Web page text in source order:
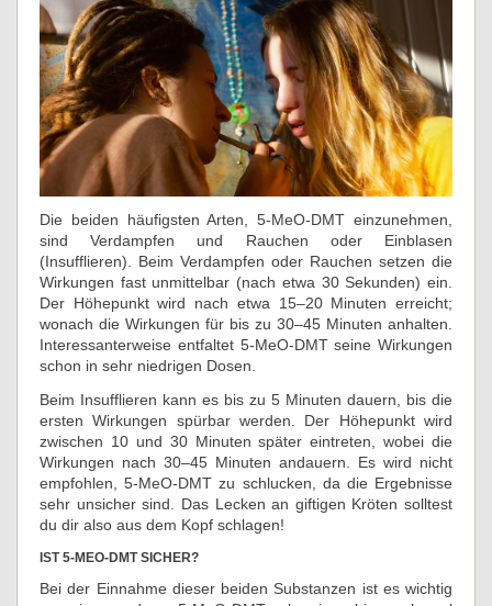
Die beiden häufigsten Arten, 5-MeO-DMT einzunehmen,
sind Verdampfen und Rauchen oder Einblasen
(Insufflieren). Beim Verdampfen oder Rauchen setzen die
Wirkungen fast unmittelbar (nach etwa 30 Sekunden) ein.
Der Höhepunkt wird nach etwa 15–20 Minuten erreicht;
wonach die Wirkungen für bis zu 30–45 Minuten anhalten.
Interessanterweise entfaltet 5-MeO-DMT seine Wirkungen
schon in sehr niedrigen Dosen.
Beim Insufflieren kann es bis zu 5 Minuten dauern, bis die
ersten Wirkungen spürbar werden. Der Höhepunkt wird
zwischen 10 und 30 Minuten später eintreten, wobei die
Wirkungen nach 30–45 Minuten andauern. Es wird nicht
empfohlen, 5-MeO-DMT zu schlucken, da die Ergebnisse
sehr unsicher sind. Das Lecken an giftigen Kröten solltest
du dir also aus dem Kopf schlagen!
IST 5-MEO-DMT SICHER?
Bei der Einnahme dieser beiden Substanzen ist es wichtig